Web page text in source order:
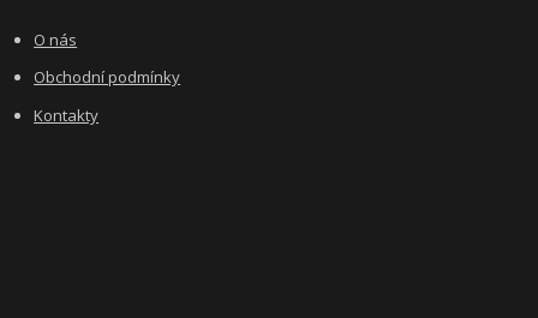
O nás
Obchodní podmínky
Kontakty